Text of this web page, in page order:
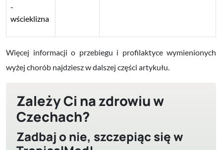
wścieklizna
Więcej informacji o przebiegu i profilaktyce wymienionych
wyżej chorób najdziesz w dalszej części artykułu.
Zależy Ci na zdrowiu w
Czechach?
Zadbaj o nie, szczepiąc się w